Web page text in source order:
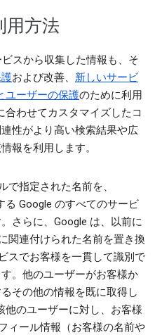
用方法
スから収集した情報も、そ
および改善、 新しいサービ
ユーザーの保護のために利用
合わせてカスタマイズしたコ
性がより高い検索結果や広
報を利用します。
で指定された名前を、
る Google のすべてのサービ
さらに、Google は、以前に
関連付けられた名前を置き換
スでお客様を一貫して識別で
。他のユーザーがお客様か
その他の情報を既に取得し
他のユーザーに対し、お客様
ィール情報（お客様の名前や